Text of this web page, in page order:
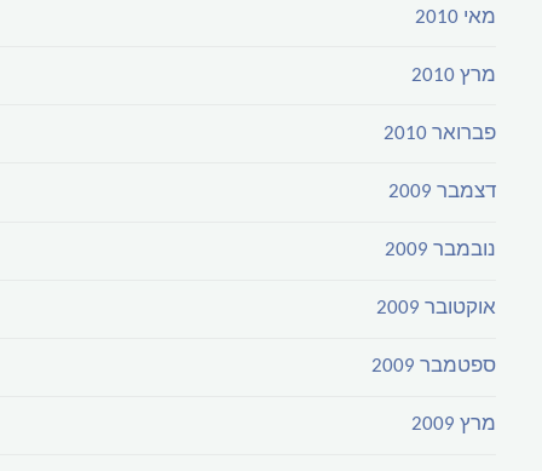
מאי 2010
מרץ 2010
פברואר 2010
דצמבר 2009
נובמבר 2009
אוקטובר 2009
ספטמבר 2009
מרץ 2009